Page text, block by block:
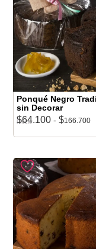
Ponqué Negro
sin Decorar
Precio
$64.100 -$166.700